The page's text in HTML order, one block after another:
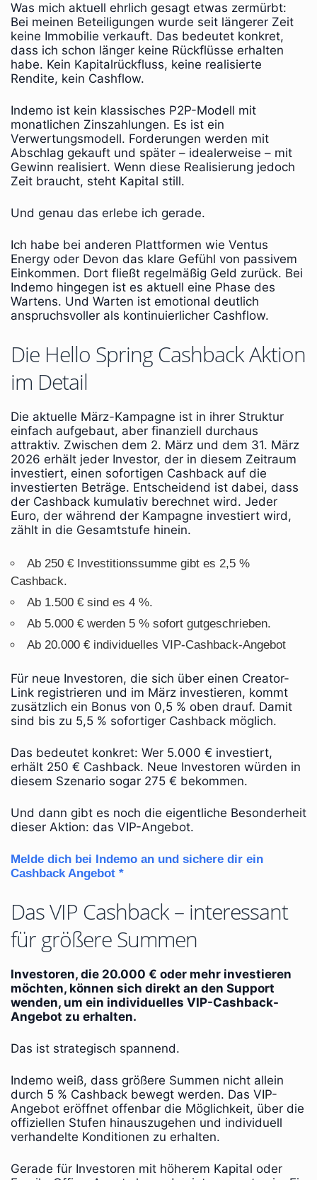
Was mich aktuell ehrlich gesagt etwas zermürbt:
Bei meinen Beteiligungen wurde seit längerer Zeit
keine Immobilie verkauft. Das bedeutet konkret,
dass ich schon länger keine Rückflüsse erhalten
habe. Kein Kapitalrückfluss, keine realisierte
Rendite, kein Cashflow.
Indemo ist kein klassisches P2P-Modell mit
monatlichen Zinszahlungen. Es ist ein
Verwertungsmodell. Forderungen werden mit
Abschlag gekauft und später – idealerweise – mit
Gewinn realisiert. Wenn diese Realisierung jedoch
Zeit braucht, steht Kapital still.
Und genau das erlebe ich gerade.
Ich habe bei anderen Plattformen wie Ventus
Energy oder Devon das klare Gefühl von passivem
Einkommen. Dort fließt regelmäßig Geld zurück. Bei
Indemo hingegen ist es aktuell eine Phase des
Wartens. Und Warten ist emotional deutlich
anspruchsvoller als kontinuierlicher Cashflow.
Die Hello Spring Cashback Aktion
im Detail
Die aktuelle März-Kampagne ist in ihrer Struktur
einfach aufgebaut, aber finanziell durchaus
attraktiv. Zwischen dem 2. März und dem 31. März
2026 erhält jeder Investor, der in diesem Zeitraum
investiert, einen sofortigen Cashback auf die
investierten Beträge. Entscheidend ist dabei, dass
der Cashback kumulativ berechnet wird. Jeder
Euro, der während der Kampagne investiert wird,
zählt in die Gesamtstufe hinein.
Ab 250 € Investitionssumme gibt es 2,5 %
Cashback.
Ab 1.500 € sind es 4 %.
Ab 5.000 € werden 5 % sofort gutgeschrieben.
Ab 20.000 € individuelles VIP-Cashback-Angebot
Für neue Investoren, die sich über einen Creator-
Link registrieren und im März investieren, kommt
zusätzlich ein Bonus von 0,5 % oben drauf. Damit
sind bis zu 5,5 % sofortiger Cashback möglich.
Das bedeutet konkret: Wer 5.000 € investiert,
erhält 250 € Cashback. Neue Investoren würden in
diesem Szenario sogar 275 € bekommen.
Und dann gibt es noch die eigentliche Besonderheit
dieser Aktion: das VIP-Angebot.
Melde dich bei Indemo an und sichere dir ein
Cashback Angebot *
Das VIP Cashback – interessant
für größere Summen
Investoren, die 20.000 € oder mehr investieren
möchten, können sich direkt an den Support
wenden, um ein individuelles VIP-Cashback-
Angebot zu erhalten.
Das ist strategisch spannend.
Indemo weiß, dass größere Summen nicht allein
durch 5 % Cashback bewegt werden. Das VIP-
Angebot eröffnet offenbar die Möglichkeit, über die
offiziellen Stufen hinauszugehen und individuell
verhandelte Konditionen zu erhalten.
Gerade für Investoren mit höherem Kapital oder